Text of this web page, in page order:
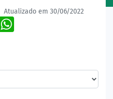
Atualizado em 30/06/2022